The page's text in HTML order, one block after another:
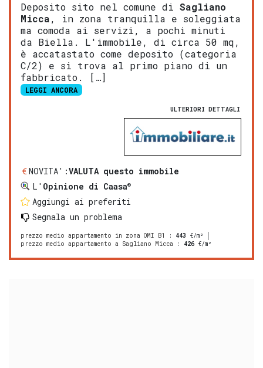
Deposito sito nel comune di Sagliano
Micca, in zona tranquilla e soleggiata
ma comoda ai servizi, a pochi minuti
da Biella. L'immobile, di circa 50 mq,
è accatastato come deposito (categoria
C/2) e si trova al primo piano di un
fabbricato. […]
LEGGI ANCORA
ULTERIORI DETTAGLI
NOVITA':VALUTA questo immobile
L' Opinione di Caasa®
Aggiungi ai preferiti
Segnala un problema
prezzo medio appartamento in zona OMI B1 : 443 €/m²
prezzo medio appartamento a Sagliano Micca : 426 €/m²